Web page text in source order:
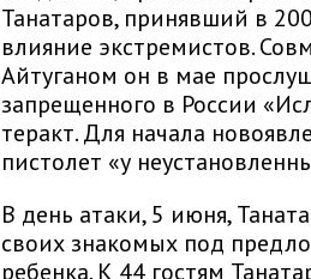
Танатаров, принявший в
влияние экстремистов.
Айтуганом он в мае
запрещенного в России
теракт. Для начала
пистолет «у
В день атаки, 5 июня,
своих знакомых под
ребенка. К 44 гостям